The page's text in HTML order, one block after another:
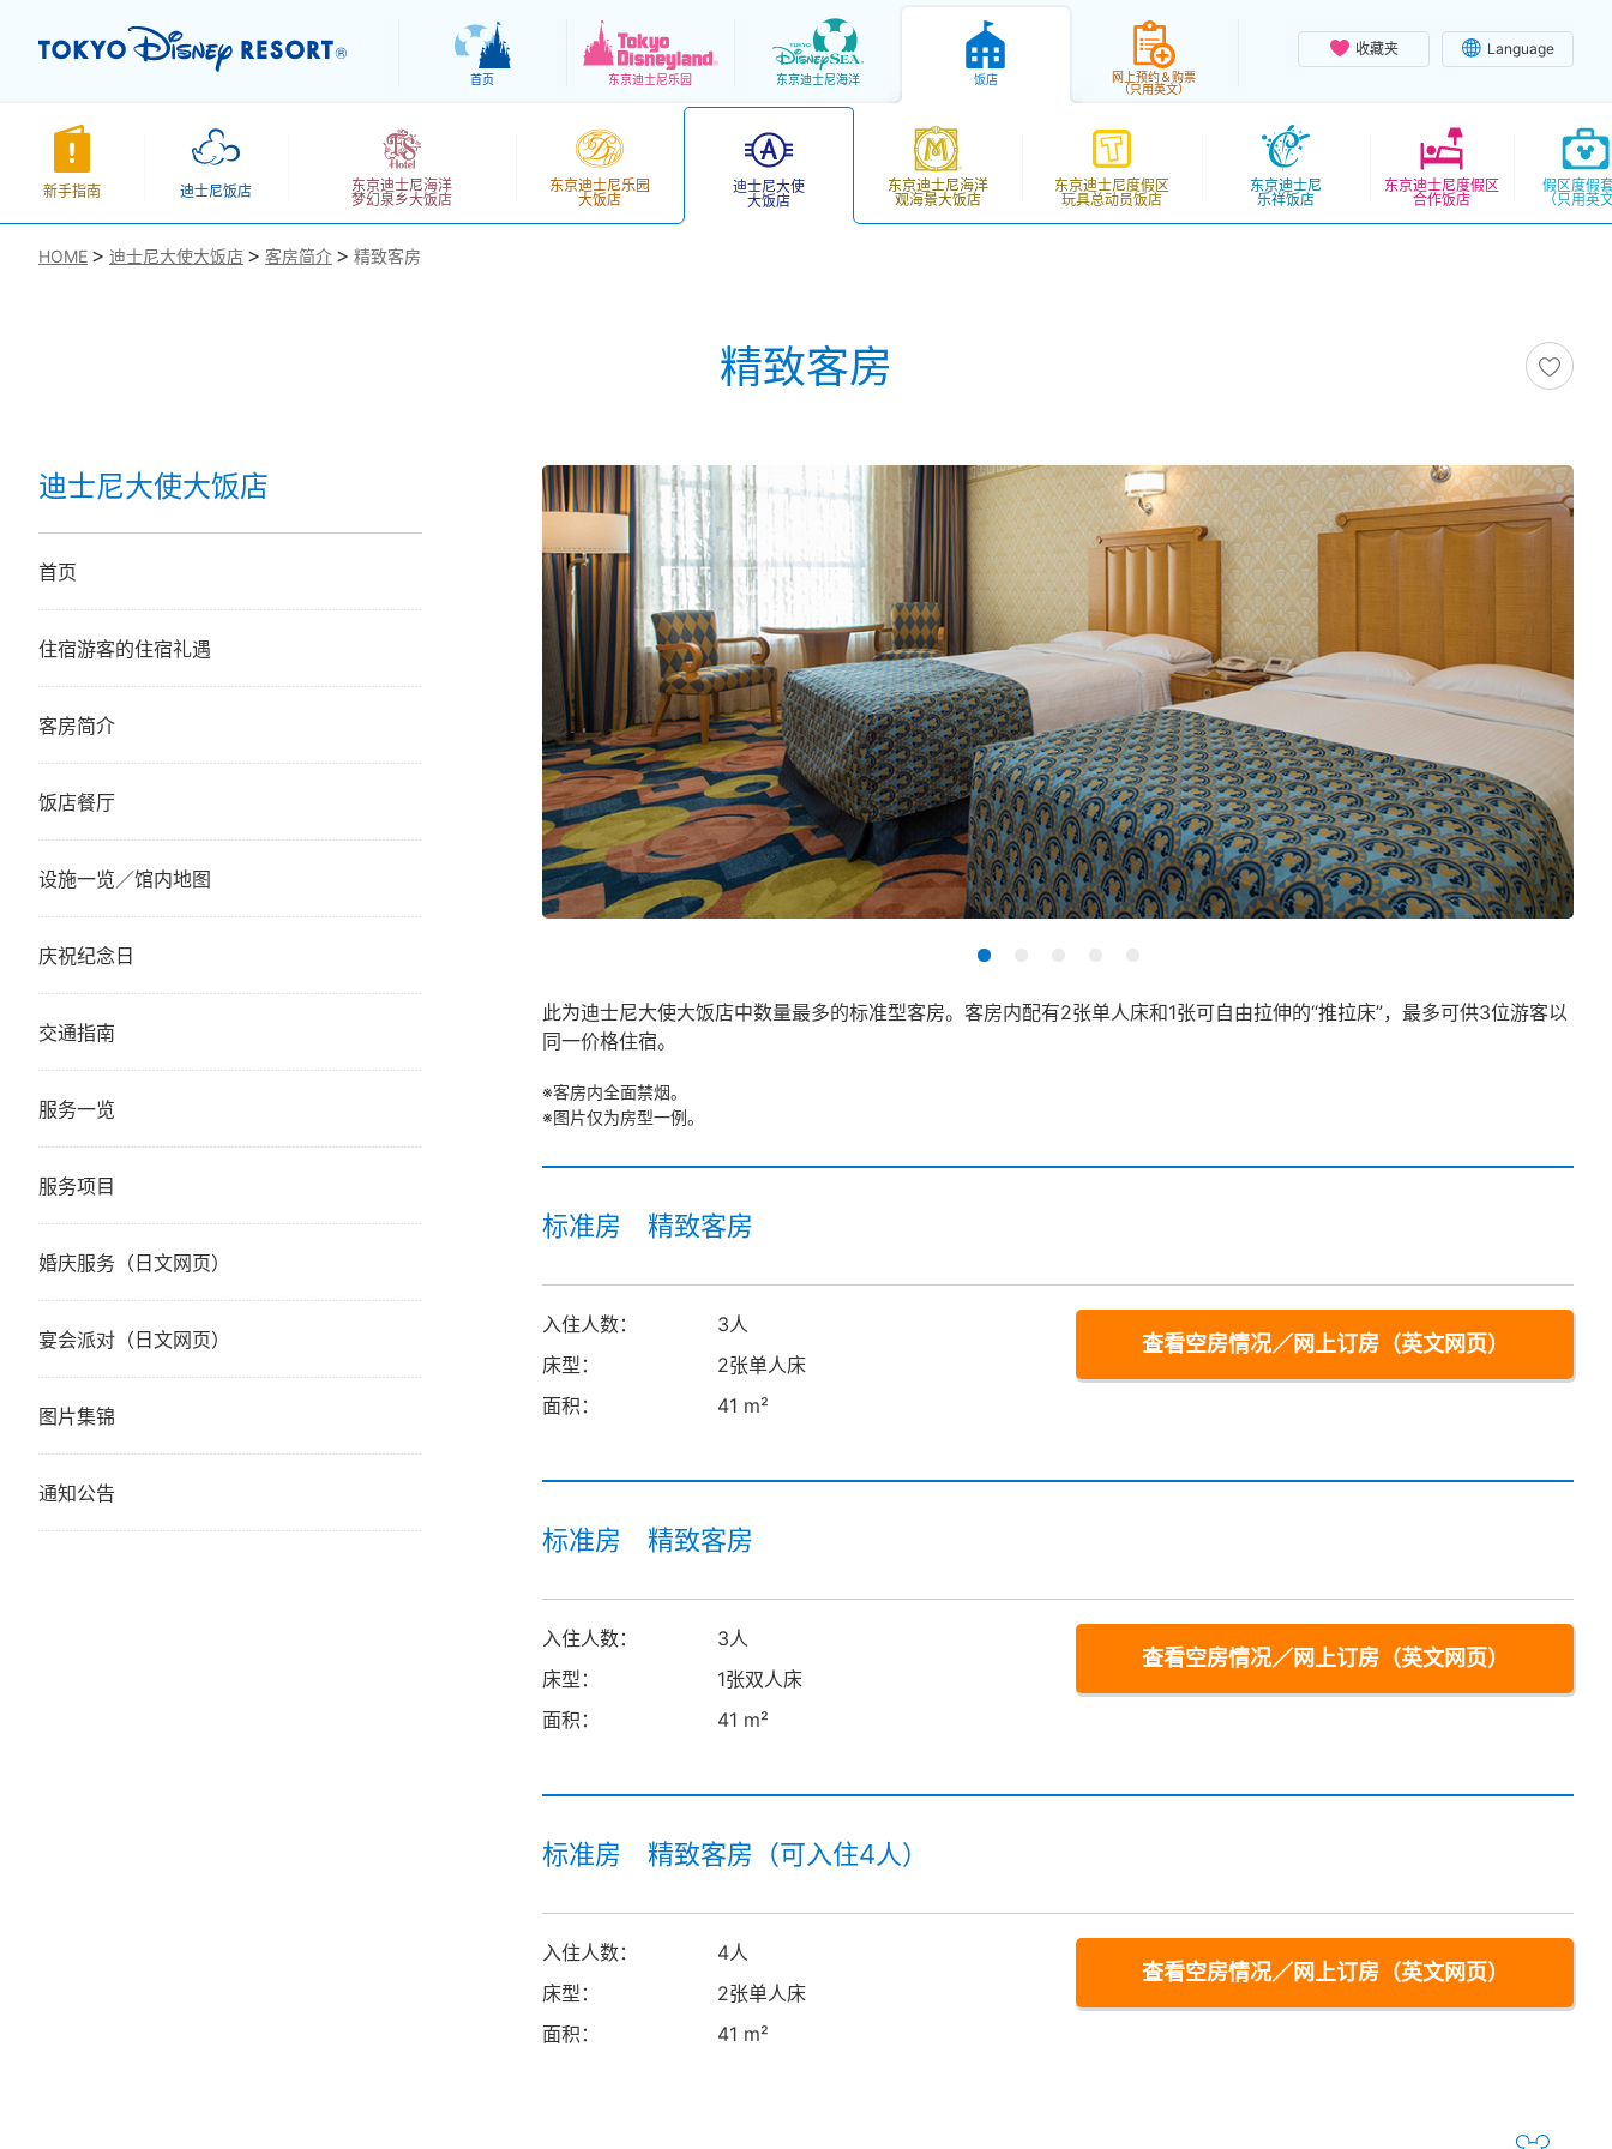
收藏夹 Language
首页 东京迪士尼乐园 东京迪士尼海洋 饭店
网上预约＆购票
（只用英文）
新手指南 迪士尼饭店
东京迪士尼海洋
梦幻泉乡大饭店
东京迪士尼乐园
大饭店
迪士尼大使
大饭店
东京迪士尼海洋
观海景大饭店
东京迪士尼度假区
玩具总动员饭店
东京迪士尼
乐祥饭店
东京迪士尼度假区
合作饭店
假区度假
（只用英
HOME 迪士尼大使大饭店 客房简介 精致客房
精致客房
此为迪士尼大使大饭店中数量最多的标准型客房。客房内配有2张单人床和1张可自由拉伸的“推拉床”，最多可供3位游客以
同一价格住宿。
※客房内全面禁烟。
※图片仅为房型一例。
标准房 精致客房
入住人数：
3人
床型：
2张单人床
面积：
41 m²
查看空房情况／网上订房（英文网页）
标准房 精致客房
入住人数：
3人
床型：
1张双人床
面积：
41 m²
查看空房情况／网上订房（英文网页）
标准房 精致客房（可入住4人）
入住人数：
4人
床型：
2张单人床
面积：
41 m²
查看空房情况／网上订房（英文网页）
迪士尼大使大饭店
首页
住宿游客的住宿礼遇
客房简介
饭店餐厅
设施一览／馆内地图
庆祝纪念日
交通指南
服务一览
服务项目
婚庆服务（日文网页）
宴会派对（日文网页）
图片集锦
通知公告